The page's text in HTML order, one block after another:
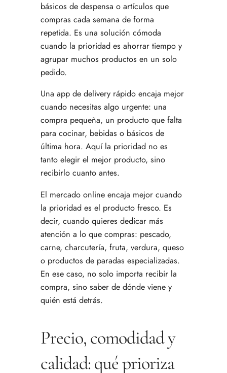
básicos de despensa o artículos que
compras cada semana de forma
repetida. Es una solución cómoda
cuando la prioridad es ahorrar tiempo y
agrupar muchos productos en un solo
pedido.
Una app de delivery rápido encaja mejor
cuando necesitas algo urgente: una
compra pequeña, un producto que falta
para cocinar, bebidas o básicos de
última hora. Aquí la prioridad no es
tanto elegir el mejor producto, sino
recibirlo cuanto antes.
El mercado online encaja mejor cuando
la prioridad es el producto fresco. Es
decir, cuando quieres dedicar más
atención a lo que compras: pescado,
carne, charcutería, fruta, verdura, queso
o productos de paradas especializadas.
En ese caso, no solo importa recibir la
compra, sino saber de dónde viene y
quién está detrás.
Precio, comodidad y
calidad: qué prioriza